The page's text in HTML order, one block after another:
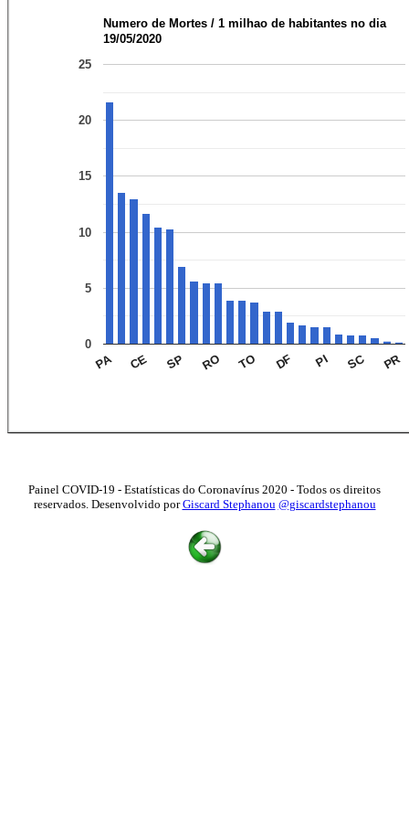
Numero de Mortes / 1 milhao de habitantes no dia
19/05/2020
PA CE SP RO TO DF PI SC PR
0
5
10
15
20
25
Painel COVID-19 - Estatísticas do Coronavírus 2020 - Todos os direitos
reservados. Desenvolvido porGiscard Stephanou @giscardstephanou